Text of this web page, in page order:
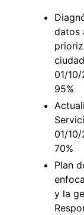
datos
01/
95%
01/
70%
Plan
y la